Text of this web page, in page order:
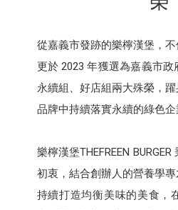
從嘉義市發跡的樂檸漢堡，不
更於 2023 年獲選為嘉義市政
永續組、好店組兩大殊榮，
品牌中持續落實永續的綠色企
樂檸漢堡THEFREEN
初衷，結合創辦人的營養學專
持續打造均衡美味的美食，